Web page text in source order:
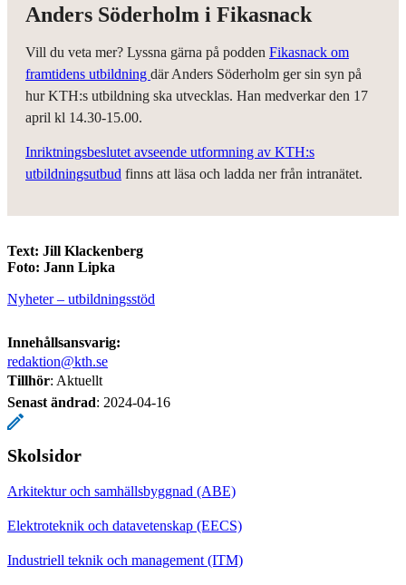
Anders Söderholm i Fikasnack
Vill du veta mer? Lyssna gärna på podden Fikasnack om
framtidens utbildning där Anders Söderholm ger sin syn på
hur KTH:s utbildning ska utvecklas. Han medverkar den 17
april kl 14.30-15.00.
Inriktningsbeslutet avseende utformning av KTH:s
utbildningsutbud finns att läsa och ladda ner från intranätet.
Text: Jill Klackenberg
Foto: Jann Lipka
Nyheter – utbildningsstöd
Innehållsansvarig:
redaktion@kth.se
Tillhör: Aktuellt
Senast ändrad: 2024-04-16
Skolsidor
Arkitektur och samhällsbyggnad (ABE)
Elektroteknik och datavetenskap (EECS)
Industriell teknik och management (ITM)